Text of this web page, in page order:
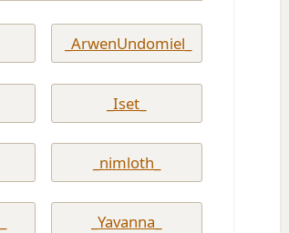
_ArwenUndomiel_
_Iset_
_nimloth_
_Yavanna_